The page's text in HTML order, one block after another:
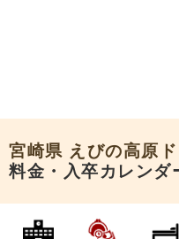
宮崎県 えびの高原
料金・入卒カレンダ